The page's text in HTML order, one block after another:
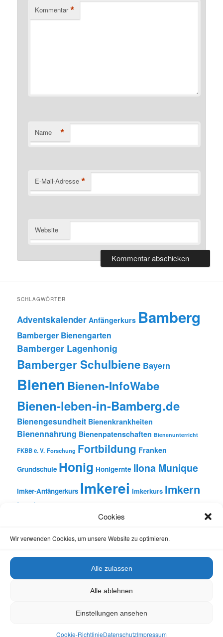
Cookies
Wir verwenden Cookies, um unsere Website zu optimieren.
Alle zulassen
Alle ablehnen
Einstellungen ansehen
Cookie-RichtlinieDatenschutzImpressum
Kommentar *
Name *
E-Mail-Adresse *
Website
SCHLAGWÖRTER
Adventskalender Anfängerkurs Bamberg
Bamberger Bienengarten
Bamberger Lagenhonig
Bamberger Schulbiene Bayern
Bienen Bienen-InfoWabe
Bienen-leben-in-Bamberg.de
Bienengesundheit Bienenkrankheiten
Bienennahrung Bienenpatenschaften Bienenunterricht
FKBB e. V. Forschung Fortbildung Franken
Grundschule Honig Honigernte Ilona Munique
Imker-Anfängerkurs Imkerei Imkerkurs Imkern
Insekten
Natur Oberfranken
Unterricht
Vortrag Wachs
Datenschutz Stolz präsentiert von WordPress